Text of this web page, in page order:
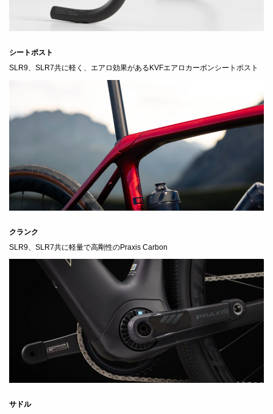
シートポスト
SLR9、SLR7共に軽く、エアロ効果があるKVFエアロカーボンシートポスト
クランク
SLR9、SLR7共に軽量で高剛性のPraxis Carbon
サドル